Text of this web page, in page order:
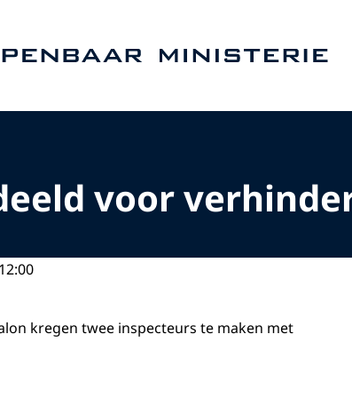
voor
kregen twee inspecteurs te maken met